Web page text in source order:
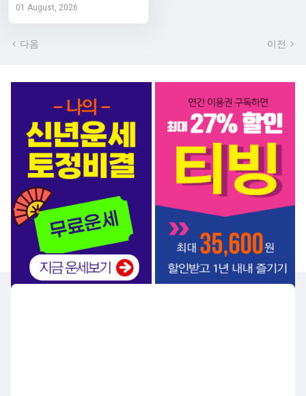
01 August, 2026
다음 이전